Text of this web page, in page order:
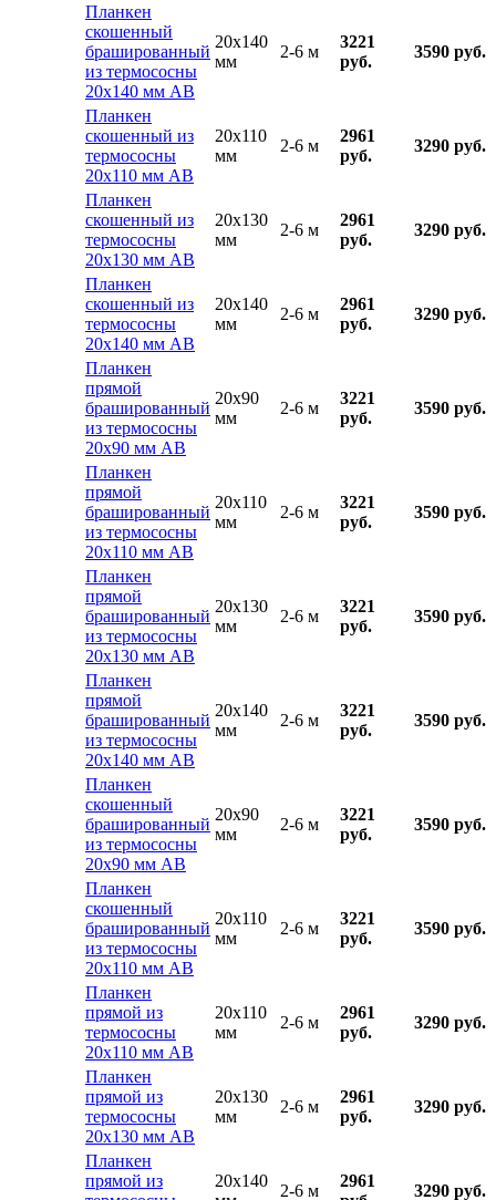
Планкен
скошенный
брашированный
из термососны
20х140 мм АВ
20x140
мм
2-6 м
3221
руб.
3590 руб.
Планкен
скошенный из
термососны
20х110 мм АВ
20x110
мм
2-6 м
2961
руб.
3290 руб.
Планкен
скошенный из
термососны
20х130 мм АВ
20x130
мм
2-6 м
2961
руб.
3290 руб.
Планкен
скошенный из
термососны
20х140 мм АВ
20x140
мм
2-6 м
2961
руб.
3290 руб.
Планкен
прямой
брашированный
из термососны
20х90 мм АВ
20x90
мм
2-6 м
3221
руб.
3590 руб.
Планкен
прямой
брашированный
из термососны
20х110 мм АВ
20x110
мм
2-6 м
3221
руб.
3590 руб.
Планкен
прямой
брашированный
из термососны
20х130 мм АВ
20x130
мм
2-6 м
3221
руб.
3590 руб.
Планкен
прямой
брашированный
из термососны
20х140 мм АВ
20x140
мм
2-6 м
3221
руб.
3590 руб.
Планкен
скошенный
брашированный
из термососны
20х90 мм АВ
20x90
мм
2-6 м
3221
руб.
3590 руб.
Планкен
скошенный
брашированный
из термососны
20х110 мм АВ
20x110
мм
2-6 м
3221
руб.
3590 руб.
Планкен
прямой из
термососны
20х110 мм АВ
20x110
мм
2-6 м
2961
руб.
3290 руб.
Планкен
прямой из
термососны
20х130 мм АВ
20x130
мм
2-6 м
2961
руб.
3290 руб.
Планкен
прямой из
20x140
2-6 м
2961
3290 руб.